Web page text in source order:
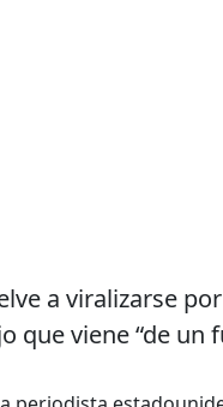
a viralizarse
que viene “de un